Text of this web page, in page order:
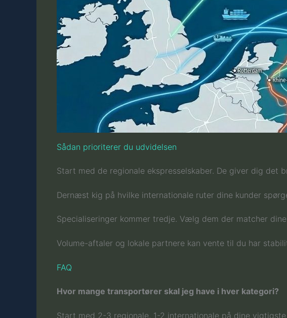
Sådan prioriterer du udvidelsen
Start med de regionale ekspresselskaber. De giver dig det
Dernæst kig på hvilke internationale ruter dine kunder
Specialiseringer kommer tredje. Vælg dem der matcher
Volume-aftaler og lokale partnere kan vente til du har
FAQ
Hvor mange transportører skal jeg have i hver kategori?
Start med 2-3 regionale, 1-2 internationale på dine